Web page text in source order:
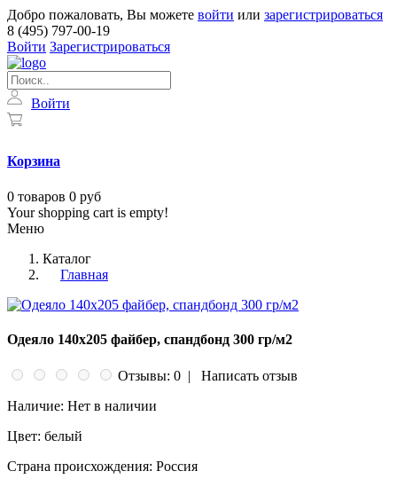
Добро пожаловать, Вы можете войти или зарегистрироваться
8 (495) 797-00-19
Войти Зарегистрироваться
Войти
Корзина
0 товаров 0 руб
Your shopping cart is empty!
Меню
Каталог
Главная
Одеяло 140х205 файбер, спандбонд 300 гр/м2
Отзывы: 0 |
Написать отзыв
Наличие: Нет в наличии
Цвет: белый
Страна происхождения: Россия